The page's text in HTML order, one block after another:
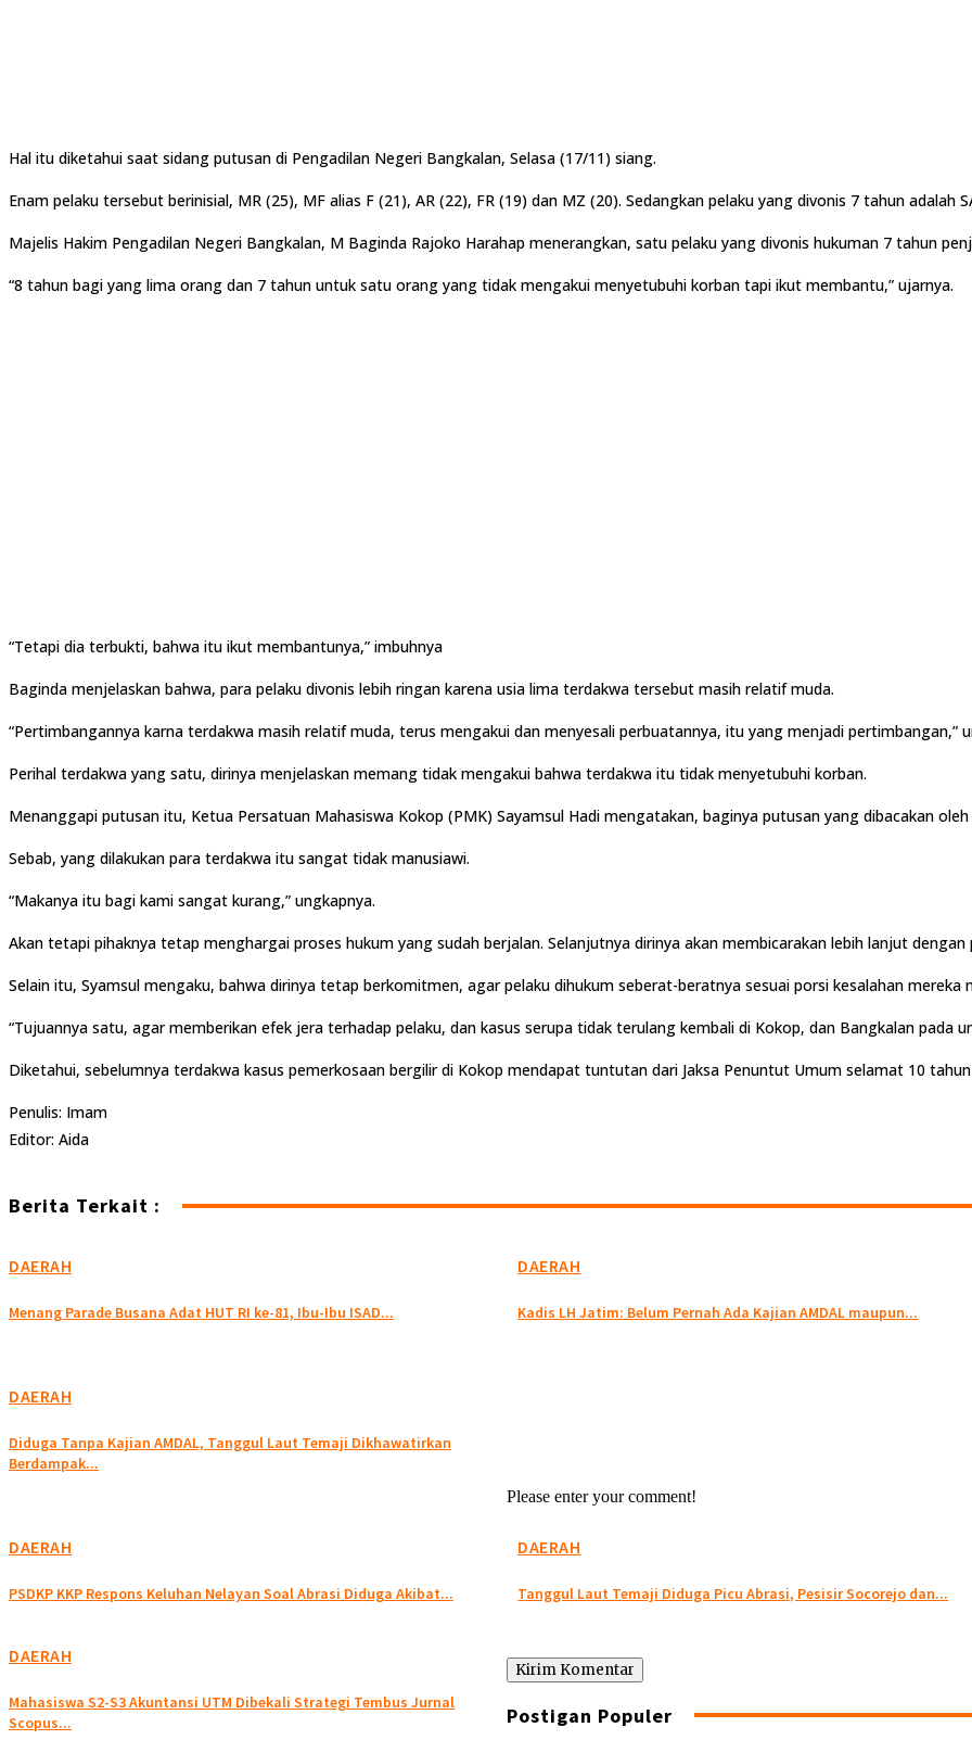
Hal itu diketahui saat sidang putusan di Pengadilan Negeri Bangkalan, Selasa (17/11) siang.
Enam pelaku tersebut berinisial, MR (25), MF alias F (21), AR (22), FR (19) dan MZ (20). Sedangkan pelaku yang divonis 7 tahun adalah
Majelis Hakim Pengadilan Negeri Bangkalan, M Baginda Rajoko Harahap menerangkan, satu pelaku yang divonis hukuman 7 tahun
“8 tahun bagi yang lima orang dan 7 tahun untuk satu orang yang tidak mengakui menyetubuhi korban tapi ikut membantu,” ujarnya.
“Tetapi dia terbukti, bahwa itu ikut membantunya,” imbuhnya
Baginda menjelaskan bahwa, para pelaku divonis lebih ringan karena usia lima terdakwa tersebut masih relatif muda.
“Pertimbangannya karna terdakwa masih relatif muda, terus mengakui dan menyesali perbuatannya, itu yang menjadi pertimbangan,”
Perihal terdakwa yang satu, dirinya menjelaskan memang tidak mengakui bahwa terdakwa itu tidak menyetubuhi korban.
Menanggapi putusan itu, Ketua Persatuan Mahasiswa Kokop (PMK) Sayamsul Hadi mengatakan, baginya putusan yang dibacakan
Sebab, yang dilakukan para terdakwa itu sangat tidak manusiawi.
“Makanya itu bagi kami sangat kurang,” ungkapnya.
Akan tetapi pihaknya tetap menghargai proses hukum yang sudah berjalan. Selanjutnya dirinya akan membicarakan lebih lanjut
Selain itu, Syamsul mengaku, bahwa dirinya tetap berkomitmen, agar pelaku dihukum seberat-beratnya sesuai porsi kesalahan mereka
“Tujuannya satu, agar memberikan efek jera terhadap pelaku, dan kasus serupa tidak terulang kembali di Kokop, dan Bangkalan pada
Diketahui, sebelumnya terdakwa kasus pemerkosaan bergilir di Kokop mendapat tuntutan dari Jaksa Penuntut Umum selamat 10
Penulis: Imam
Editor: Aida
Berita Terkait :
DAERAH
Menang Parade Busana Adat HUT RI ke-81, Ibu-Ibu ISAD...
DAERAH
Kadis LH Jatim: Belum Pernah Ada Kajian AMDAL maupun...
DAERAH
Diduga Tanpa Kajian AMDAL, Tanggul Laut Temaji Dikhawatirkan
Berdampak...
DAERAH
PSDKP KKP Respons Keluhan Nelayan Soal Abrasi Diduga Akibat...
DAERAH
Tanggul Laut Temaji Diduga Picu Abrasi, Pesisir Socorejo dan...
DAERAH
Mahasiswa S2-S3 Akuntansi UTM Dibekali Strategi Tembus Jurnal
Scopus...
Please enter your comment!
Postigan Populer